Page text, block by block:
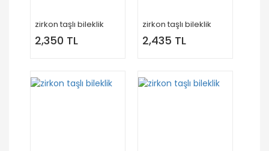
zirkon taşlı bileklik
2,350 TL
zirkon taşlı bileklik
2,435 TL